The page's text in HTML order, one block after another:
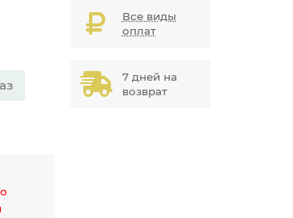
Все виды
оплат
7 дней на
возврат